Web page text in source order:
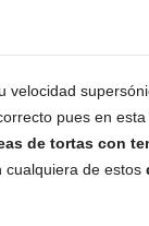
velocidad
pues en
de tortas con
cualquiera de estos